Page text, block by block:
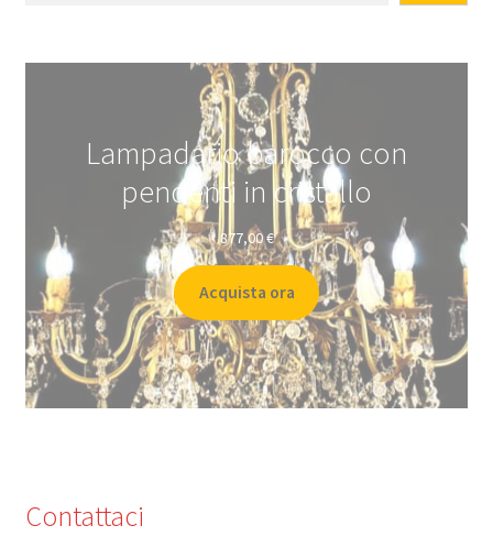
Lampadario barocco con
pendenti in cristallo
877,00€
Acquista ora
Contattaci